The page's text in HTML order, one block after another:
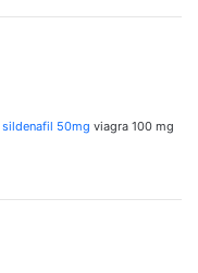
sildenafil 50mg viagra 100 mg